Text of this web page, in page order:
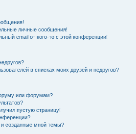
личные сообщения!
email от кого-то с этой конференции!
в списках моих друзей и недругов?
или форумам?
пустую страницу!
созданные мной темы?